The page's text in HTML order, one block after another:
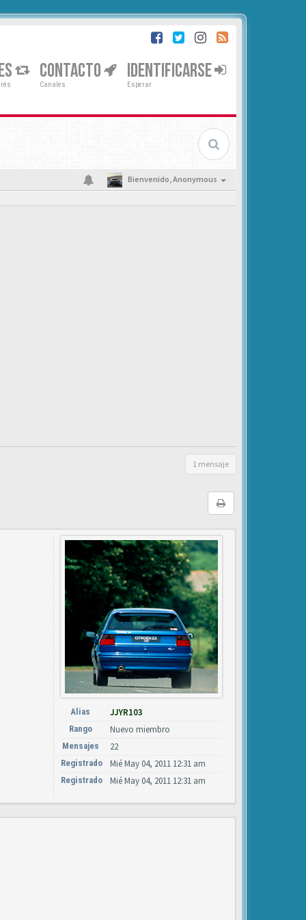
CONTACTO
Canales
IDENTIFICARSE
Esperar
Bienvenido,Anonymous
1 mensaje
Alias JJYR103
Rango Nuevo miembro
Mensajes 22
Registrado Mié May 04, 2011 12:31 am
Registrado Mié May 04, 2011 12:31 am